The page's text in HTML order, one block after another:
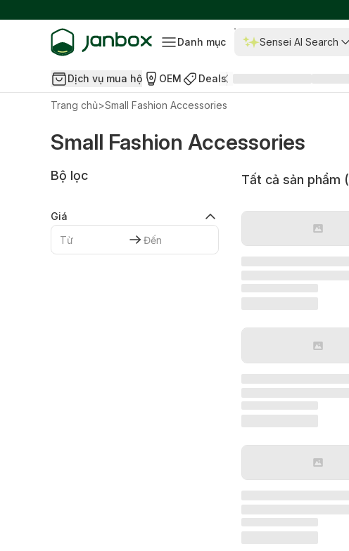
Danh mục Sensei AI Search
Dịch vụ mua hộ OEM Deals
Trang chủ>Small Fashion Accessories
Small Fashion Accessories
Bộ lọc
Giá
Tất cả sản phẩm (